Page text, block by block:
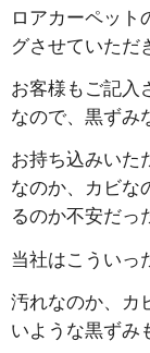
ロアカーペット
グさせていただ
お客様もご記入
なので、黒ずみ
お持ち込みいた
なのか、カビな
るのか不安だっ
当社はこういっ
汚れなのか、カ
いような黒ずみ